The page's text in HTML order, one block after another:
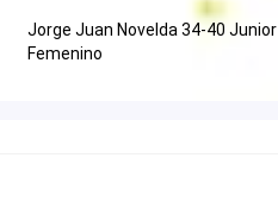
Jorge Juan Novelda 34-40 Junior
Femenino